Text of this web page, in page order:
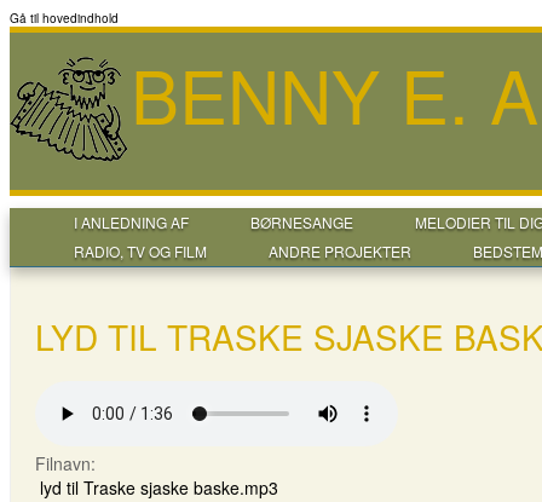
Gå til hovedindhold
BENNY E.
I ANLEDNING AF BØRNESANGE
MELODIER TIL
RADIO, TV OG FILM
ANDRE PROJEKTER
LYD TIL TRASKE SJASKE
Filnavn:
lyd til Traske sjaske baske.mp3